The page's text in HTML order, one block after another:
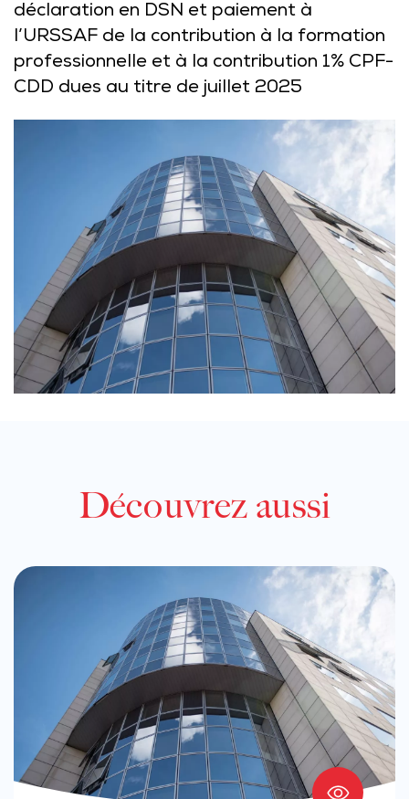
déclaration en DSN et paiement à
l’URSSAF de la contribution à la formation
professionnelle et à la contribution 1% CPF-
CDD dues au titre de juillet 2025
Découvrez aussi